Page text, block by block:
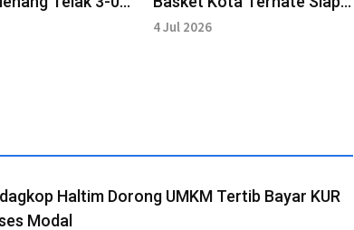
Tempur di Popda XII Malut
4 Jul 2026
Haltim Dorong UMKM Tertib Bayar KUR
Modal